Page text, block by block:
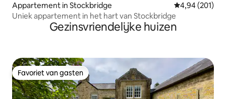
Appartement in Stockbridge Gemiddelde
4,94 (201)
Uniek appartement in het hart van Stockbridge
Gezinsvriendelijke huizen
Favoriet van gasten
Favoriet van gasten